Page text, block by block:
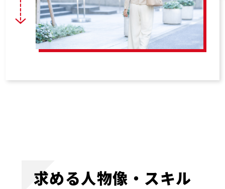
求める人物像・スキル